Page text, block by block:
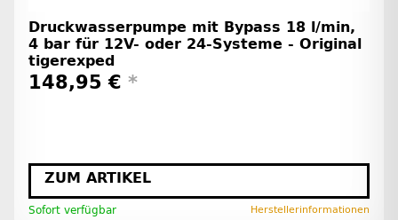
Druckwasserpumpe mit Bypass 18 l/min,
4 bar für 12V- oder 24-Systeme - Original
tigerexped
148,95 € *
ZUM ARTIKEL
Sofort verfügbar Herstellerinformationen